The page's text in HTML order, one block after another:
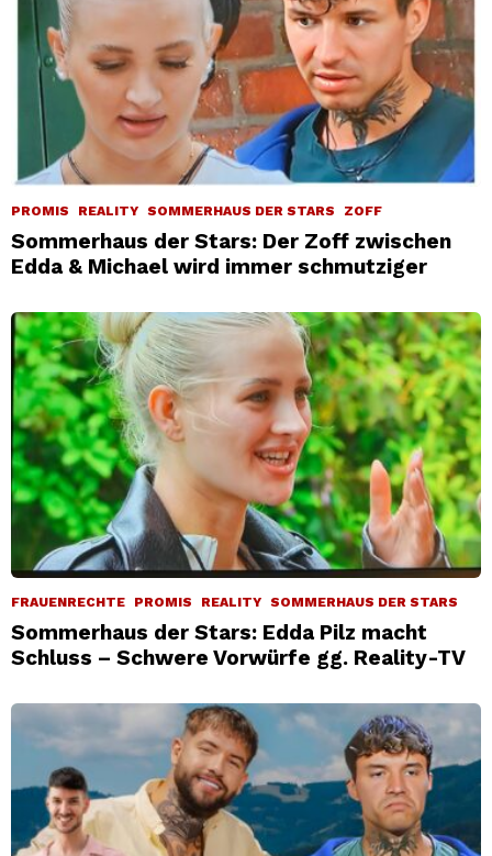
PROMIS REALITY SOMMERHAUS DER STARS ZOFF
Sommerhaus der Stars: Der Zoff zwischen
Edda & Michael wird immer schmutziger
FRAUENRECHTE PROMIS REALITY SOMMERHAUS DER STARS
Sommerhaus der Stars: Edda Pilz macht
Schluss – Schwere Vorwürfe gg. Reality-TV